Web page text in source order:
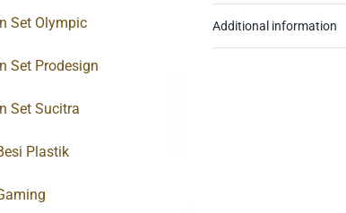
Additional information
Set Olympic
Set Prodesign
Set Sucitra
Plastik